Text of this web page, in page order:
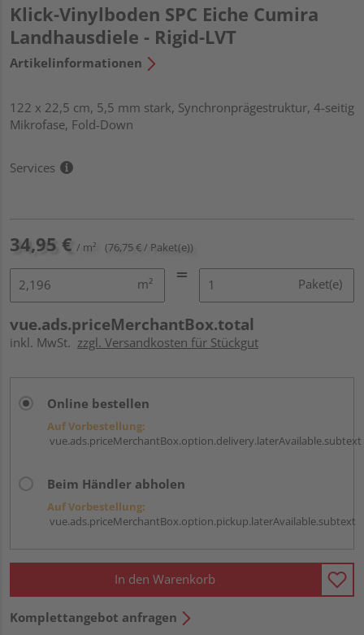
Klick-Vinylboden SPC Eiche Cumira
Landhausdiele - Rigid-LVT
Artikelinformationen
122 x 22,5 cm, 5,5 mm stark, Synchronprägestruktur, 4-seitig
Mikrofase, Fold-Down
Services
34,95 € / m² (76,75 € / Paket(e))
m² Paket(e)
vue.ads.priceMerchantBox.total
inkl. MwSt. zzgl. Versandkosten für Stückgut
Online bestellen
Auf Vorbestellung:
vue.ads.priceMerchantBox.option.delivery.laterAvailable.subtext
Beim Händler abholen
Auf Vorbestellung:
vue.ads.priceMerchantBox.option.pickup.laterAvailable.subtext
In den Warenkorb
Komplettangebot anfragen